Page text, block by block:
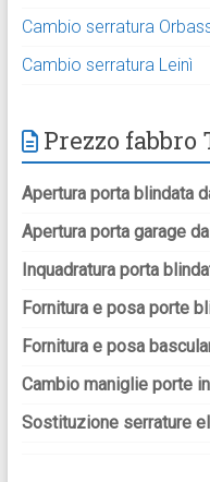
Cambio serratura
Cambio serratura Leinì
Prezzo
Apertura porta blindata
Apertura porta garage
Inquadratura porta
Fornitura e posa porte
Fornitura e posa
Cambio maniglie porte
Sostituzione serrature